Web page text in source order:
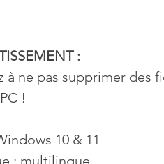
:
à ne pas supprimer des
!
10 & 11
: multilingue